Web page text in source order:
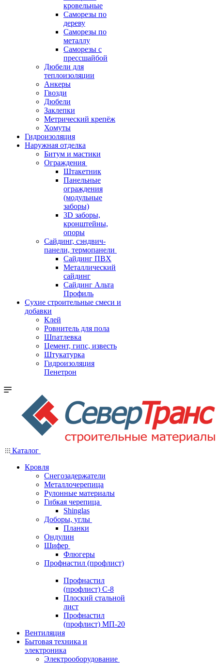
кровельные
Саморезы по
дереву
Саморезы по
металлу
Саморезы с
прессшайбой
Дюбели для
теплоизоляции
Анкеры
Гвозди
Дюбели
Заклепки
Метрический крепёж
Хомуты
Гидроизоляция
Наружная отделка
Битум и мастики
Ограждения
Штакетник
Панельные
ограждения
(модульные
заборы)
3D заборы,
кронштейны,
опоры
Cайдинг, сэндвич-
панели, термопанели
Сайдинг ПВХ
Металлический
сайдинг
Сайдинг Альта
Профиль
Сухие строительные смеси и
добавки
Клей
Ровнитель для пола
Шпатлевка
Цемент, гипс, известь
Штукатурка
Гидроизоляция
Пенетрон
Каталог
Кровля
Снегозадержатели
Металлочерепица
Рулонные материалы
Гибкая черепица
Shinglas
Доборы, углы
Планки
Ондулин
Шифер
Флюгеры
Профнастил (профлист)
Профнастил
(профлист) С-8
Плоский стальной
лист
Профнастил
(профлист) МП-20
Вентиляция
Бытовая техника и
электроника
Электрооборудование